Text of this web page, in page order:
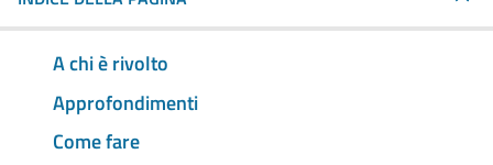
A chi è rivolto
Approfondimenti
Come fare